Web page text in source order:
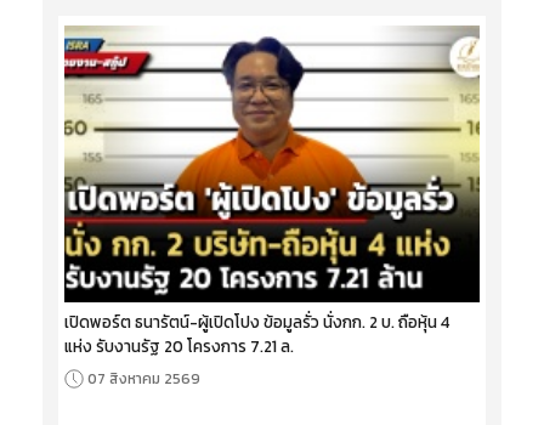
เปิดพอร์ต ธนารัตน์-ผู้เปิดโปง ข้อมูลรั่ว นั่งกก. 2 บ. ถือหุ้น 4
แห่ง รับงานรัฐ 20 โครงการ 7.21 ล.
07 สิงหาคม 2569